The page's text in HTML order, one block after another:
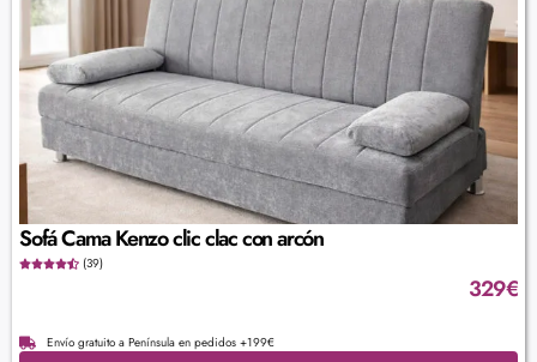
Sofá Cama Kenzo clic clac con arcón
(39)
329€
Envío gratuito a Península en pedidos +199€